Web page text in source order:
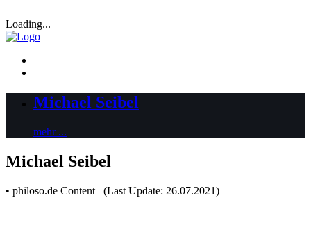
Loading...
Michael Seibel
mehr ...
Michael Seibel
• philoso.de Content (Last Update: 26.07.2021)